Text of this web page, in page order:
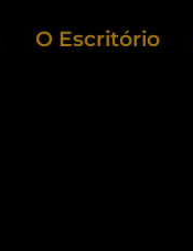
O Escritório